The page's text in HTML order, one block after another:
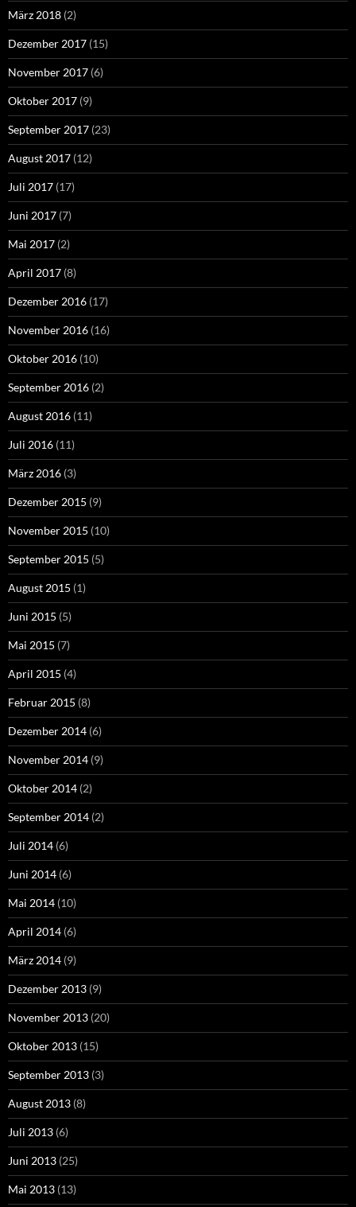
März 2018 (2)
Dezember 2017 (15)
November 2017 (6)
Oktober 2017 (9)
September 2017 (23)
August 2017 (12)
Juli 2017 (17)
Juni 2017 (7)
Mai 2017 (2)
April 2017 (8)
Dezember 2016 (17)
November 2016 (16)
Oktober 2016 (10)
September 2016 (2)
August 2016 (11)
Juli 2016 (11)
März 2016 (3)
Dezember 2015 (9)
November 2015 (10)
September 2015 (5)
August 2015 (1)
Juni 2015 (5)
Mai 2015 (7)
April 2015 (4)
Februar 2015 (8)
Dezember 2014 (6)
November 2014 (9)
Oktober 2014 (2)
September 2014 (2)
Juli 2014 (6)
Juni 2014 (6)
Mai 2014 (10)
April 2014 (6)
März 2014 (9)
Dezember 2013 (9)
November 2013 (20)
Oktober 2013 (15)
September 2013 (3)
August 2013 (8)
Juli 2013 (6)
Juni 2013 (25)
Mai 2013 (13)